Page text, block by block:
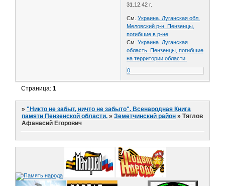
31.12.42 г.
См.Украина. Луганская обл.
Меловский р-н. Пензенцы,
погибшие в р-не
См.Украина. Луганская
область. Пензенцы, погибшие
на территории области.
0
Страница:1
»"Никто не забыт, ничто не забыто". Всенародная Книга
памяти Пензенской области. »Земетчинский район »Тяглов
Афанасий Егорович